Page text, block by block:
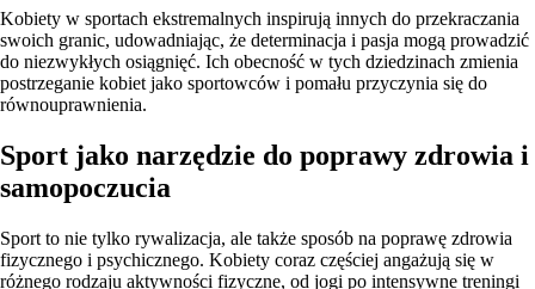
Kobiety w sportach ekstremalnych inspirują innych do przekraczania
swoich granic, udowadniając, że determinacja i pasja mogą prowadzić
do niezwykłych osiągnięć. Ich obecność w tych dziedzinach zmienia
postrzeganie kobiet jako sportowców i pomału przyczynia się do
równouprawnienia.
Sport jako narzędzie do poprawy zdrowia i
samopoczucia
Sport to nie tylko rywalizacja, ale także sposób na poprawę zdrowia
fizycznego i psychicznego. Kobiety coraz częściej angażują się w
różnego rodzaju aktywności fizyczne, od jogi po intensywne treningi